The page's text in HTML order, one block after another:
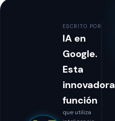
ESCRITO POR
IA en
Google.
Esta
innovadora
función
que utiliza